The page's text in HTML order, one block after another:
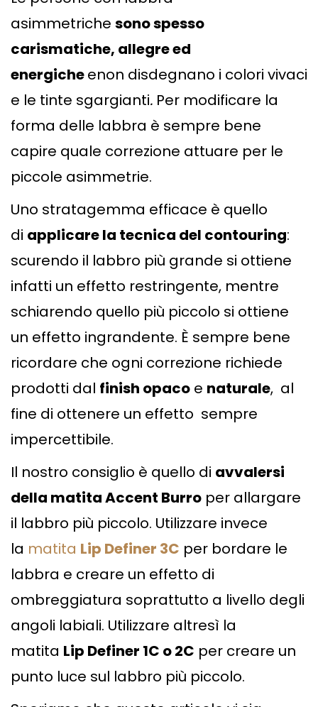
asimmetriche sono spesso
carismatiche, allegre ed
energicheenon disdegnano i colori vivaci
e le tinte sgargianti. Per modificare la
forma delle labbra è sempre bene
capire quale correzione attuare per le
piccole asimmetrie.
Uno stratagemma efficace è quello
di applicare la tecnica del contouring:
scurendo il labbro più grande si ottiene
infatti un effetto restringente, mentre
schiarendo quello più piccolo si ottiene
un effetto ingrandente. È sempre bene
ricordare che ogni correzione richiede
prodotti dal finish opaco e naturale, al
fine di ottenere un effetto sempre
impercettibile.
Il nostro consiglio è quello di avvalersi
della matita Accent Burro per allargare
il labbro più piccolo. Utilizzare invece
la matita Lip Definer 3C per bordare le
labbra e creare un effetto di
ombreggiatura soprattutto a livello degli
angoli labiali. Utilizzare altresì la
matita Lip Definer 1C o 2C per creare un
punto luce sul labbro più piccolo.